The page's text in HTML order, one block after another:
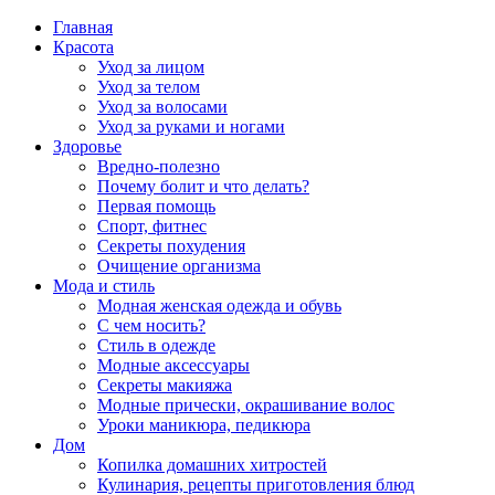
Главная
Красота
Уход за лицом
Уход за телом
Уход за волосами
Уход за руками и ногами
Здоровье
Вредно-полезно
Почему болит и что делать?
Первая помощь
Спорт, фитнес
Секреты похудения
Очищение организма
Мода и стиль
Модная женская одежда и обувь
С чем носить?
Стиль в одежде
Модные аксессуары
Секреты макияжа
Модные прически, окрашивание волос
Уроки маникюра, педикюра
Дом
Копилка домашних хитростей
Кулинария, рецепты приготовления блюд